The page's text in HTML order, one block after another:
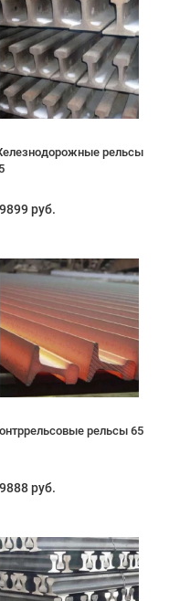
рельсы
руб.
рельсы 65
руб.